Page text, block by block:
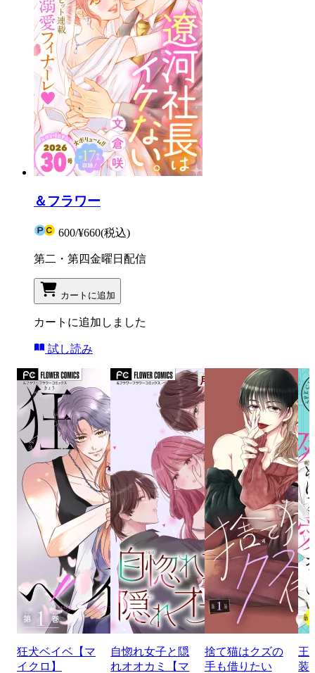
＆フラワー
600/¥660(税込)
第二・第四金曜日配信
カートに追加
カートに追加しました
試し読み
狂犬ベイベ【マ
イクロ】
自惚れ女子と隠
れオオカミ【マ
捨て猫はクズの
手も借りたい
王
装